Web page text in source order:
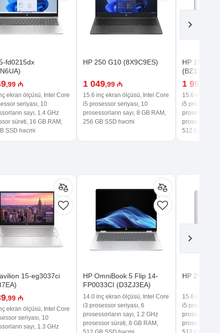
fd0215dx
,99 ₼
ekran ölçüsü, Intel Core
seriyası, 10
sayı, 1.4 GHz
sürəti, 16 GB RAM,
SSD həcmi
HP 250 G10 (8X9C9ES)
1 049,99 ₼
15.6 inç ekran ölçüsü, Intel Core
i5 prosessor seriyası, 10
prosessorların sayı, 8 GB RAM,
256 GB SSD həcmi
HP 15-
(BZ1W9UA)
1 999
15.6 inç
i5 prosessor
prosessor
512 GB SSD
15-eg3037ci
,99 ₼
ekran ölçüsü, Intel Core
seriyası, 10
sayı, 1.3 GHz
HP OmniBook 5 Flip 14-
FP0033CI (D3ZJ3EA)
14.0 inç ekran ölçüsü, Intel Core
i3 prosessor seriyası, 6
prosessorların sayı, 1.2 GHz
prosessor sürəti, 8 GB RAM,
HP 250R
15.6 inç
i5 prosessor
prosessor